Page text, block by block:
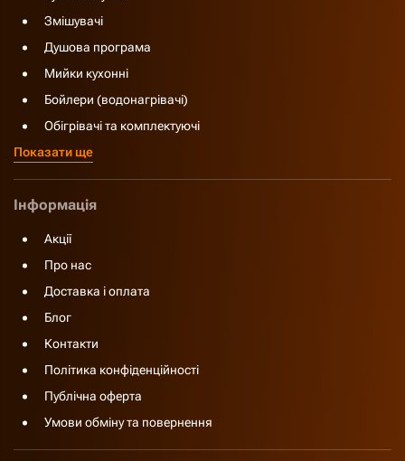
Змішувачі
Душова програма
Мийки кухонні
Бойлери (водонагрівачі)
Обігрівачі та комплектуючі
Показати ще
Інформація
Акції
Про нас
Доставка і оплата
Блог
Контакти
Політика конфіденційності
Публічна оферта
Умови обміну та повернення